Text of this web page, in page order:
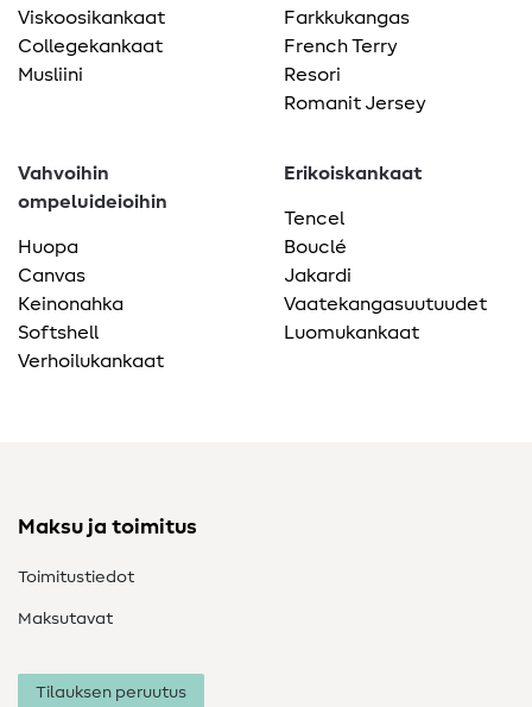
Viskoosikankaat
Collegekankaat
Musliini
Farkkukangas
French Terry
Resori
Romanit Jersey
Vahvoihin
ompeluideioihin
Huopa
Canvas
Keinonahka
Softshell
Verhoilukankaat
Erikoiskankaat
Tencel
Bouclé
Jakardi
Vaatekangasuutuudet
Luomukankaat
Maksu ja toimitus
Toimitustiedot
Maksutavat
Tilauksen peruutus